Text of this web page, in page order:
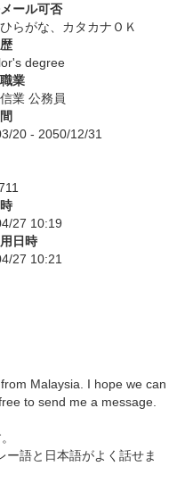
ール可否
らがな、カタカナＯＫ
degree
業
業 公務員
20 - 2050/12/31
27 10:19
日時
27 10:21
Malaysia. I hope we can
to send me a message.
ー語と日本語がよく話せま